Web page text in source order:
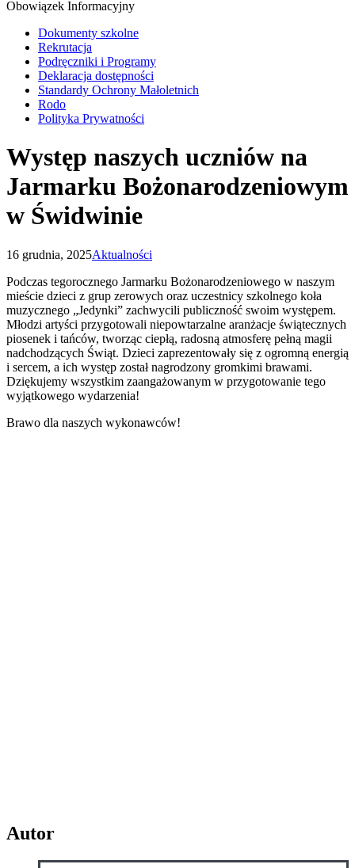
Obowiązek Informacyjny
Dokumenty szkolne
Rekrutacja
Podręczniki i Programy
Deklaracja dostępności
Standardy Ochrony Małoletnich
Rodo
Polityka Prywatności
Występ naszych uczniów na
Jarmarku Bożonarodzeniowym
w Świdwinie
16 grudnia, 2025Aktualności
Podczas tegorocznego Jarmarku Bożonarodzeniowego w naszym
mieście dzieci z grup zerowych oraz uczestnicy szkolnego koła
muzycznego „Jedynki” zachwycili publiczność swoim występem.
Młodzi artyści przygotowali niepowtarzalne aranżacje świątecznych
piosenek i tańców, tworząc ciepłą, radosną atmosferę pełną magii
nadchodzących Świąt. Dzieci zaprezentowały się z ogromną energią
i sercem, a ich występ został nagrodzony gromkimi brawami.
Dziękujemy wszystkim zaangażowanym w przygotowanie tego
wyjątkowego wydarzenia!
Brawo dla naszych wykonawców!
Autor